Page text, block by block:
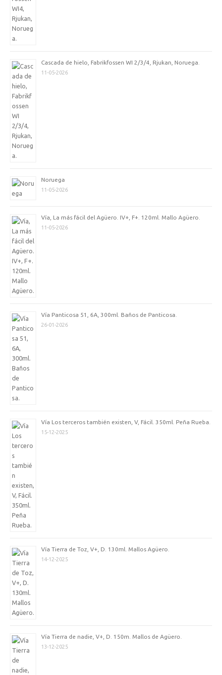
Cascada de hielo, Fabrikfossen WI 2/3/4, Rjukan, Noruega.
11-05-2026
Noruega
11-05-2026
Vía, La más fácil del Agüero. IV+, F+. 120ml. Mallo Agüero.
11-05-2026
Vía Panticosa 51, 6A, 300ml. Baños de Panticosa.
26-01-2026
Vía Los terceros también existen, V, Fácil. 350ml. Peña Rueba.
15-12-2025
Vía Tierra de Toz, V+, D. 130ml. Mallos Agüero.
14-12-2025
Vía Tierra de nadie, V+, D. 150m. Mallos de Agüero.
13-12-2025